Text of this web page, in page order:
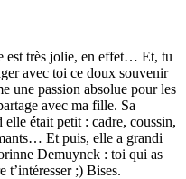
est très jolie, en effet… Et, tu
avec toi ce doux souvenir
une passion absolue pour les
avec ma fille. Sa
était petit : cadre, coussin,
Et puis, elle a grandi
Demuynck : toi qui as
t’intéresser ;) Bises.